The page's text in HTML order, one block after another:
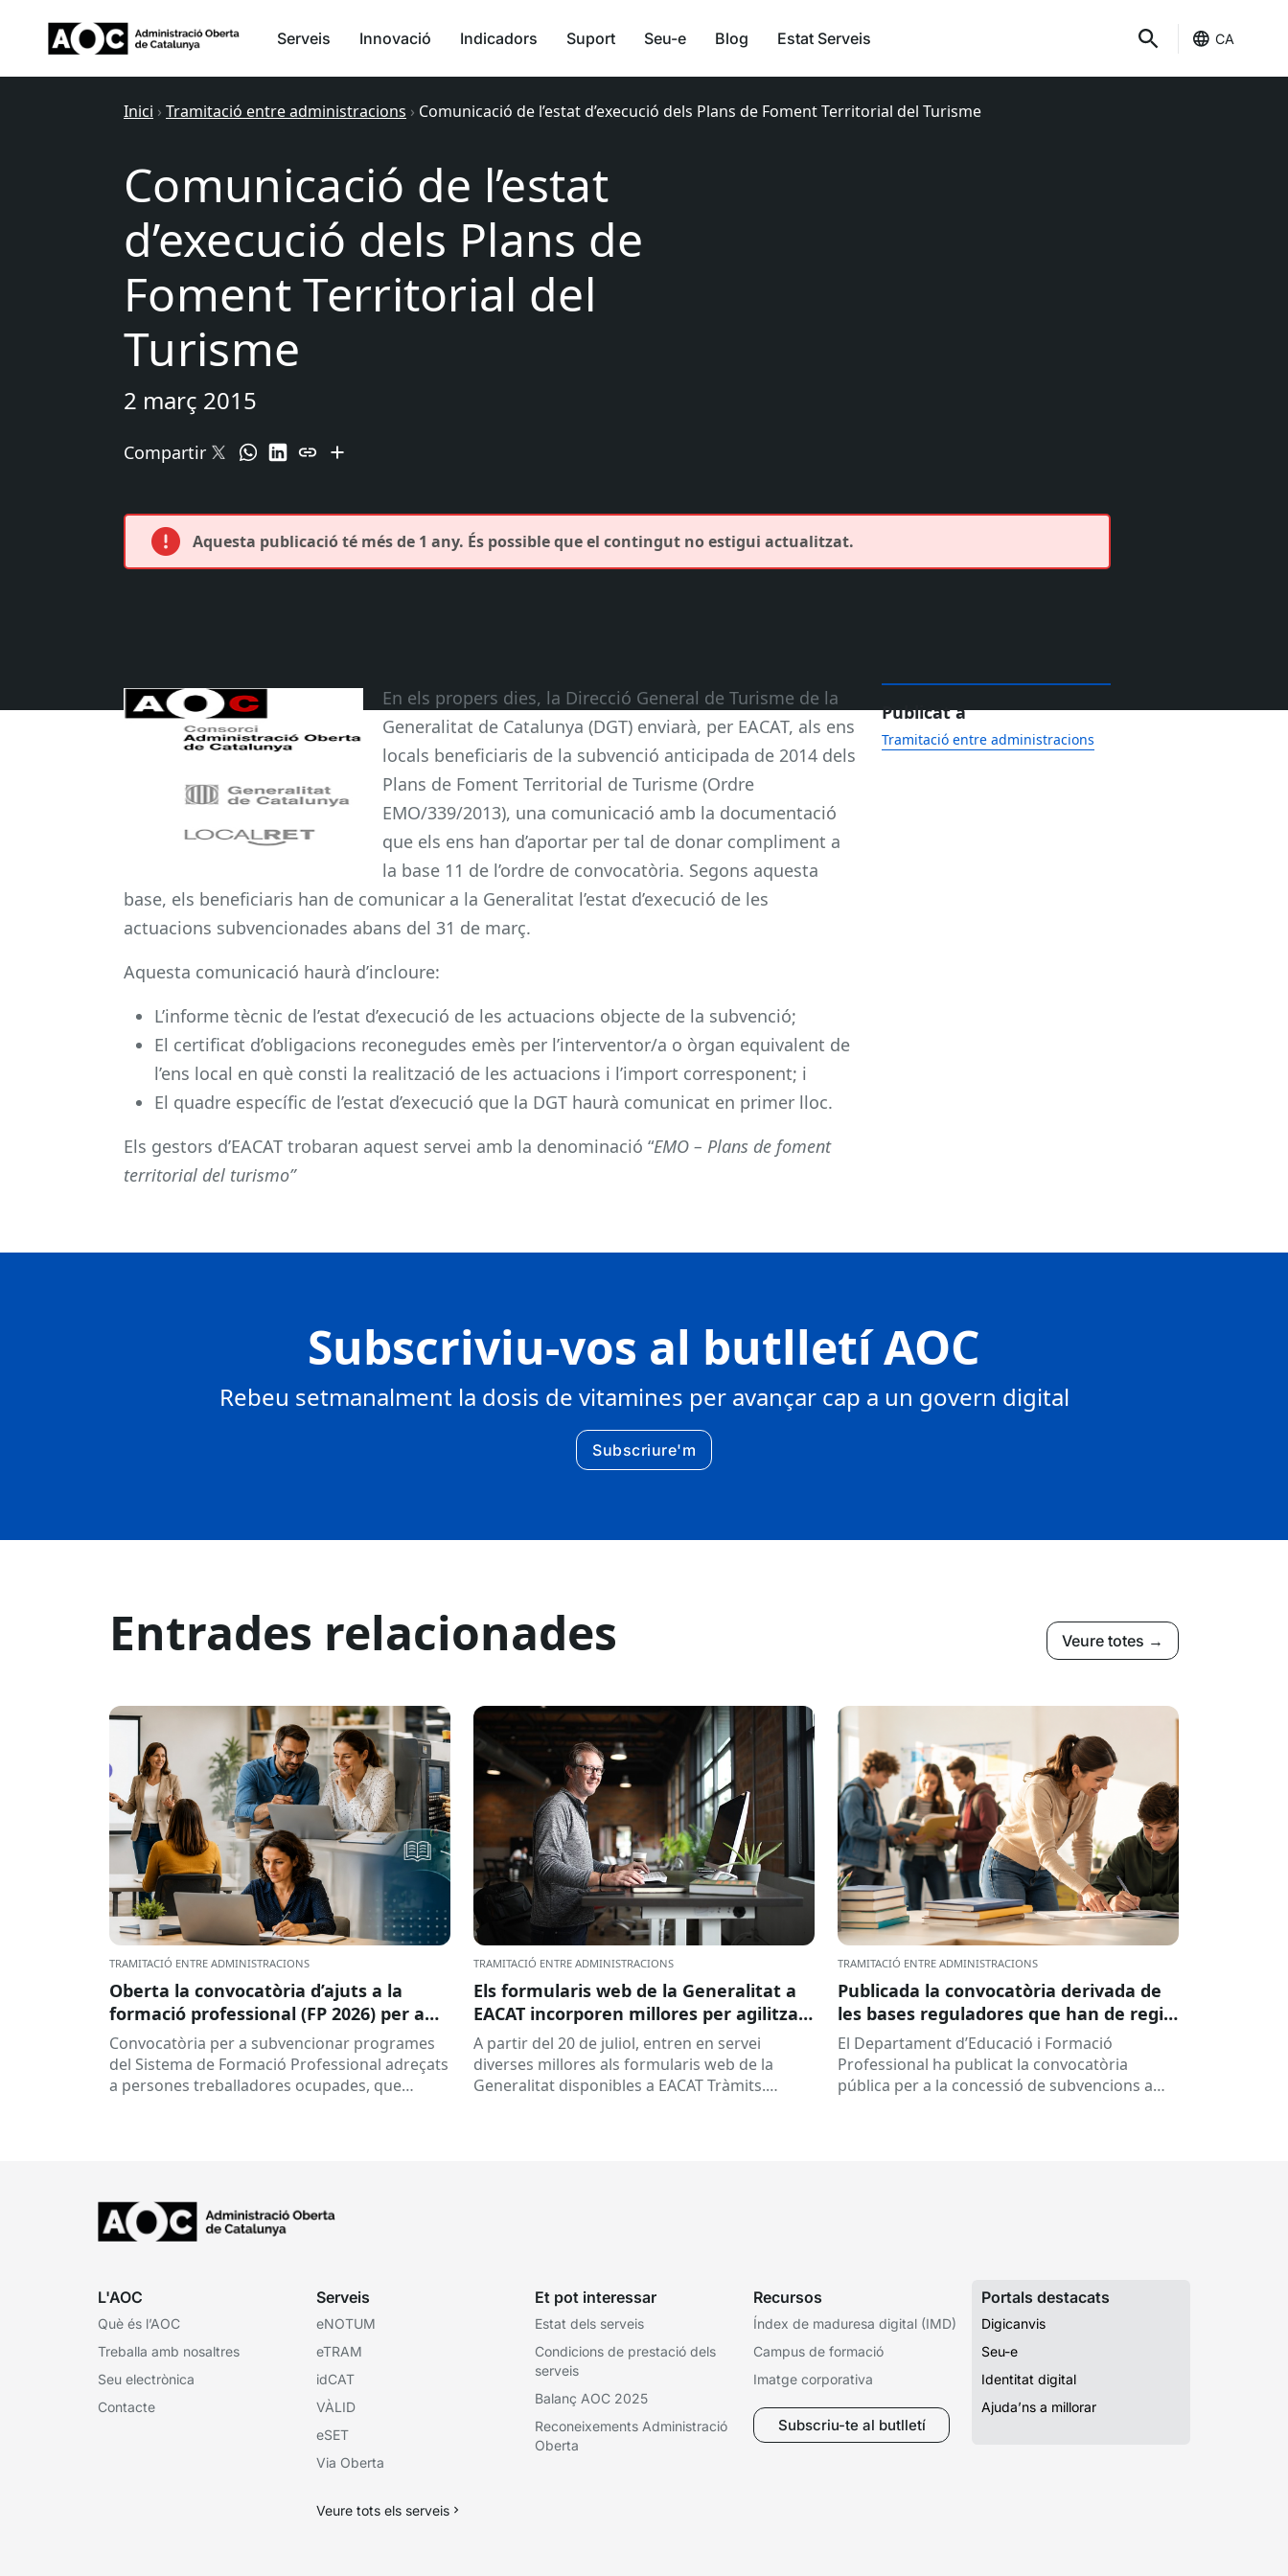
Serveis Innovació Indicadors Suport Seu-e Blog Estat Serveis CA
Inici › Tramitació entre administracions › Comunicació de l’estat d’execució dels Plans de Foment Territorial del Turisme
Comunicació de l’estat
d’execució dels Plans de
Foment Territorial del
Turisme
2 març 2015
Compartir
Aquesta publicació té més de 1 any. És possible que el contingut no estigui actualitzat.
En els propers dies, la Direcció General de Turisme de la
Generalitat de Catalunya (DGT) enviarà, per EACAT, als ens
locals beneficiaris de la subvenció anticipada de 2014 dels
Plans de Foment Territorial de Turisme (Ordre
EMO/339/2013), una comunicació amb la documentació
que els ens han d’aportar per tal de donar compliment a
la base 11 de l’ordre de convocatòria. Segons aquesta
base, els beneficiaris han de comunicar a la Generalitat l’estat d’execució de les
actuacions subvencionades abans del 31 de març.
Aquesta comunicació haurà d’incloure:
L’informe tècnic de l’estat d’execució de les actuacions objecte de la subvenció;
El certificat d’obligacions reconegudes emès per l’interventor/a o òrgan equivalent de
l’ens local en què consti la realització de les actuacions i l’import corresponent; i
El quadre específic de l’estat d’execució que la DGT haurà comunicat en primer lloc.
Els gestors d’EACAT trobaran aquest servei amb la denominació “EMO – Plans de foment
territorial del turismo”
Publicat a
Tramitació entre administracions
Subscriviu-vos al butlletí AOC
Rebeu setmanalment la dosis de vitamines per avançar cap a un govern digital
Subscriure'm
Entrades relacionades Veure totes →
TRAMITACIÓ ENTRE ADMINISTRACIONS
Oberta la convocatòria d’ajuts a la
formació professional (FP 2026) per a
persones treballadores ocupades
Convocatòria per a subvencionar programes
del Sistema de Formació Professional adreçats
a persones treballadores ocupades, que
TRAMITACIÓ ENTRE ADMINISTRACIONS
Els formularis web de la Generalitat a
EACAT incorporen millores per agilitzar
la tramitació
A partir del 20 de juliol, entren en servei
diverses millores als formularis web de la
Generalitat disponibles a EACAT Tràmits.
TRAMITACIÓ ENTRE ADMINISTRACIONS
Publicada la convocatòria derivada de
les bases reguladores que han de regir
la concessió de subvencions a centres
educatius, per al desenvolupament de
programes de formació i inserció,
El Departament d’Educació i Formació
Professional ha publicat la convocatòria
pública per a la concessió de subvencions a
L'AOC
Què és l’AOC
Treballa amb nosaltres
Seu electrònica
Contacte
Serveis
eNOTUM
eTRAM
idCAT
VÀLID
eSET
Via Oberta
Veure tots els serveis
Et pot interessar
Estat dels serveis
Condicions de prestació dels
serveis
Balanç AOC 2025
Reconeixements Administració
Oberta
Recursos
Índex de maduresa digital (IMD)
Campus de formació
Imatge corporativa
Subscriu-te al butlletí
Portals destacats
Digicanvis
Seu-e
Identitat digital
Ajuda’ns a millorar